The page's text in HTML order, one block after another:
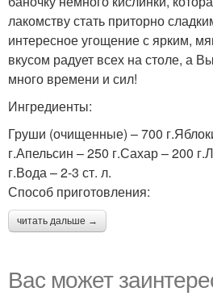
лакомству стать приторно
интересное угощение с ярким,
вкусом радует всех на столе, а
много времени и сил!
Ингредиенты:
Груши (очищенные) – 700
г.Апельсин – 250 г.Сахар – 200
г.Вода – 2-3 ст. л.
Способ приготовления:
читать дальше →
Вас может